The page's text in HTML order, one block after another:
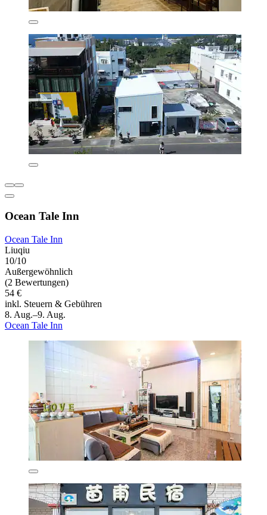
Ocean Tale Inn
Ocean Tale Inn
Liuqiu
10/10
Außergewöhnlich
(2 Bewertungen)
54 €
inkl. Steuern & Gebühren
8. Aug.–9. Aug.
Ocean Tale Inn